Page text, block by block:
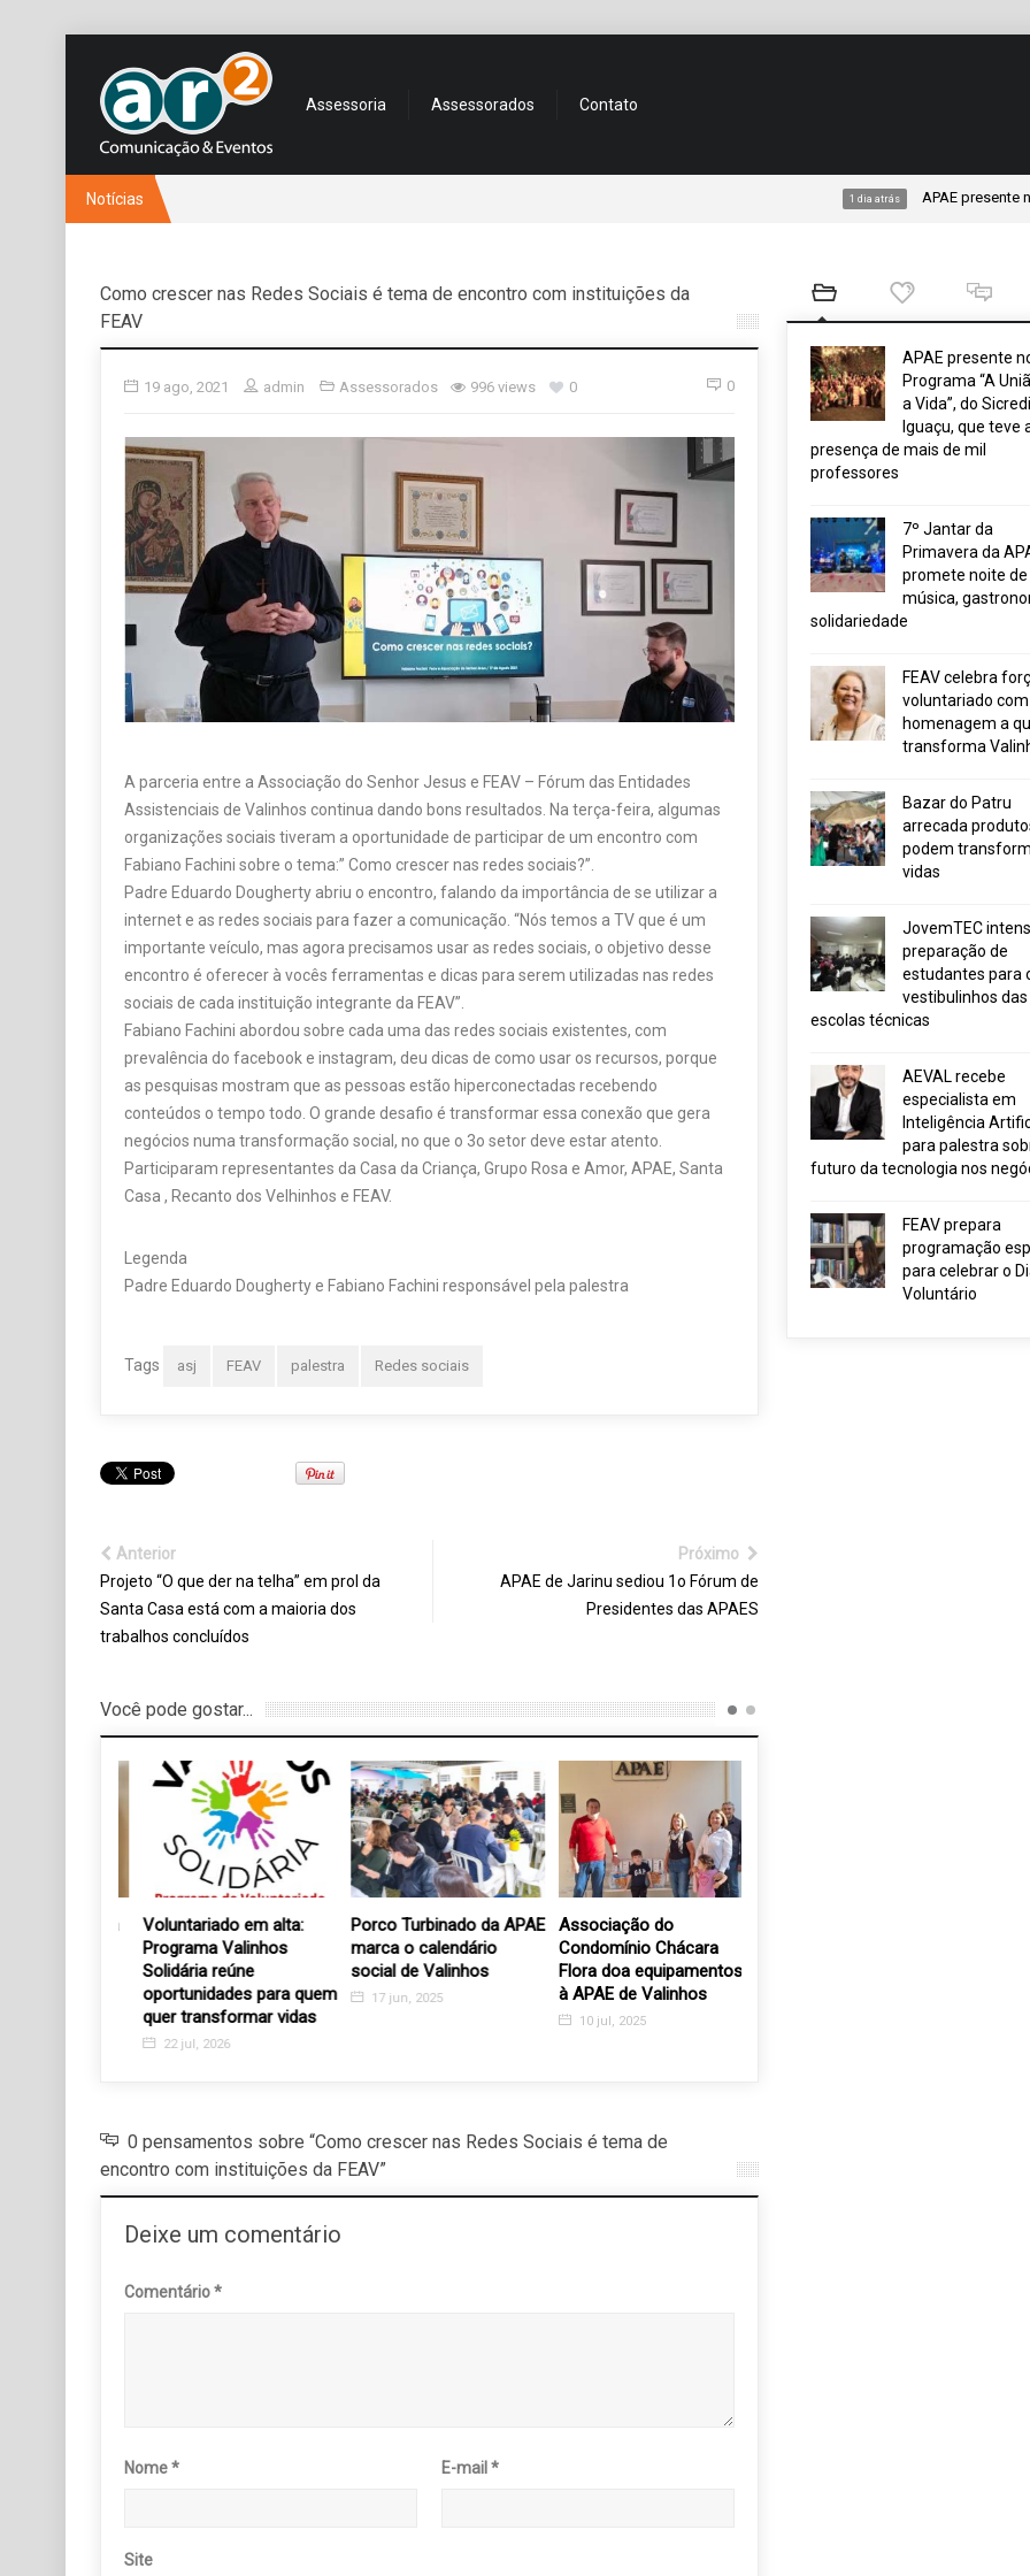
Assessoria Assessorados Contato
Notícias APAE presente no
Como crescer nas Redes Sociais é tema de encontro com instituições da
FEAV
19 ago, 2021 admin Assessorados 996 views 0 0
A parceria entre a Associação do Senhor Jesus e FEAV – Fórum das Entidades
Assistenciais de Valinhos continua dando bons resultados. Na terça-feira, algumas
organizações sociais tiveram a oportunidade de participar de um encontro com
Fabiano Fachini sobre o tema:” Como crescer nas redes sociais?”.
Padre Eduardo Dougherty abriu o encontro, falando da importância de se utilizar a
internet e as redes sociais para fazer a comunicação. “Nós temos a TV que é um
importante veículo, mas agora precisamos usar as redes sociais, o objetivo desse
encontro é oferecer à vocês ferramentas e dicas para serem utilizadas nas redes
sociais de cada instituição integrante da FEAV”.
Fabiano Fachini abordou sobre cada uma das redes sociais existentes, com
prevalência do facebook e instagram, deu dicas de como usar os recursos, porque
as pesquisas mostram que as pessoas estão hiperconectadas recebendo
conteúdos o tempo todo. O grande desafio é transformar essa conexão que gera
negócios numa transformação social, no que o 3o setor deve estar atento.
Participaram representantes da Casa da Criança, Grupo Rosa e Amor, APAE, Santa
Casa , Recanto dos Velhinhos e FEAV.
Legenda
Padre Eduardo Dougherty e Fabiano Fachini responsável pela palestra
Tags asj FEAV palestra Redes sociais
Anterior
Projeto “O que der na telha” em prol da
Santa Casa está com a maioria dos
trabalhos concluídos
Próximo
APAE de Jarinu sediou 1o Fórum de
Presidentes das APAES
Você pode gostar...
Voluntariado em alta:
Programa Valinhos
Solidária reúne
oportunidades para quem
quer transformar vidas
22 jul, 2026
Porco Turbinado da APAE
marca o calendário
social de Valinhos
17 jun, 2025
Associação do
Condomínio Chácara
Flora doa equipamentos
à APAE de Valinhos
10 jul, 2025
0 pensamentos sobre “Como crescer nas Redes Sociais é tema de
encontro com instituições da FEAV”
Deixe um comentário
Comentário*
Nome* E-mail*
Site
APAE presente
Programa “A
a Vida”, do Sicredi
Iguaçu, que teve
presença de mais de mil
professores
7º Jantar da
Primavera da
promete noite de
música,
solidariedade
FEAV celebra
voluntariado com
homenagem a
transforma
Bazar do Patru
arrecada
podem
vidas
JovemTEC
preparação de
estudantes para
vestibulinhos das
escolas técnicas
AEVAL recebe
especialista em
Inteligência
para palestra
futuro da tecnologia nos
FEAV prepara
programação
para celebrar o
Voluntário